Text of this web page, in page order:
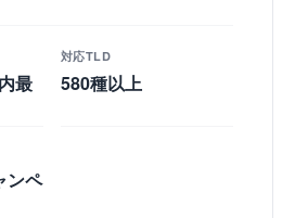
最
対応TLD
580種以上
ンペ